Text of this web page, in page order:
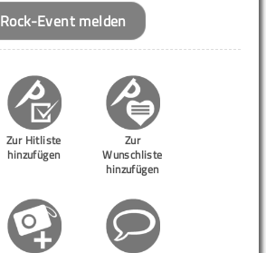
Rock-Event melden
Zur Hitliste
hinzufügen
Zur
Wunschliste
hinzufügen